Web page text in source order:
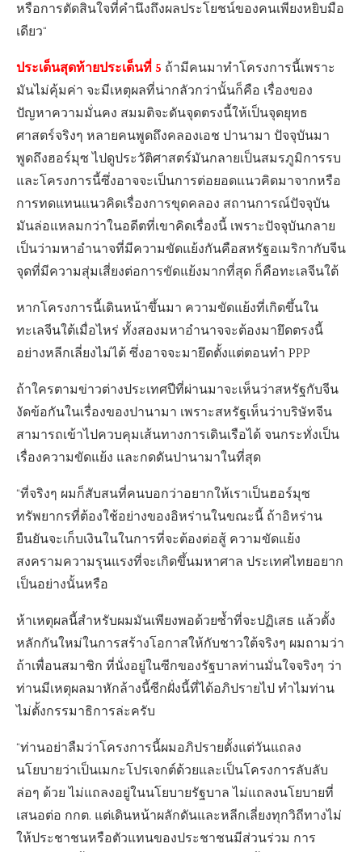
หรือการตัดสินใจที่คำนึงถึงผลประโยชน์ของคนเพียงหยิบมือ
เดียว“
ประเด็นสุดท้ายประเด็นที่ 5 ถ้ามีคนมาทำโครงการนี้เพราะ
มันไม่คุ้มค่า จะมีเหตุผลที่น่ากลัวกว่านั้นก็คือ เรื่องของ
ปัญหาความมั่นคง สมมติจะดันจุดตรงนี้ให้เป็นจุดยุทธ
ศาสตร์จริงๆ หลายคนพูดถึงคลองเอช ปานามา ปัจจุบันมา
พูดถึงฮอร์มุซ ไปดูประวัติศาสตร์มันกลายเป็นสมรภูมิการรบ
และโครงการนี้ซึ่งอาจจะเป็นการต่อยอดแนวคิดมาจากหรือ
การทดแทนแนวคิดเรื่องการขุดคลอง สถานการณ์ปัจจุบัน
มันล่อแหลมกว่าในอดีตที่เขาคิดเรื่องนี้ เพราะปัจจุบันกลาย
เป็นว่ามหาอำนาจที่มีความขัดแย้งกันคือสหรัฐอเมริกากับจีน
จุดที่มีความสุ่มเสี่ยงต่อการขัดแย้งมากที่สุด ก็คือทะเลจีนใต้
หากโครงการนี้เดินหน้าขึ้นมา ความขัดแย้งที่เกิดขึ้นใน
ทะเลจีนใต้เมื่อไหร่ ทั้งสองมหาอำนาจจะต้องมายึดตรงนี้
อย่างหลีกเลี่ยงไม่ได้ ซึ่งอาจจะมายึดตั้งแต่ตอนทำ PPP
ถ้าใครตามข่าวต่างประเทศปีที่ผ่านมาจะเห็นว่าสหรัฐกับจีน
งัดข้อกันในเรื่องของปานามา เพราะสหรัฐเห็นว่าบริษัทจีน
สามารถเข้าไปควบคุมเส้นทางการเดินเรือได้ จนกระทั่งเป็น
เรื่องความขัดแย้ง และกดดันปานามาในที่สุด
“ที่จริงๆ ผมก็สับสนที่คนบอกว่าอยากให้เราเป็นฮอร์มุซ
ทรัพยากรที่ต้องใช้อย่างของอิหร่านในขณะนี้ ถ้าอิหร่าน
ยืนยันจะเก็บเงินในในการที่จะต้องต่อสู้ ความขัดแย้ง
สงครามความรุนแรงที่จะเกิดขึ้นมหาศาล ประเทศไทยอยาก
เป็นอย่างนั้นหรือ
ห้าเหตุผลนี้สำหรับผมมันเพียงพอด้วยซ้ำที่จะปฏิเสธ แล้วตั้ง
หลักกันใหม่ในการสร้างโอกาสให้กับชาวใต้จริงๆ ผมถามว่า
ถ้าเพื่อนสมาชิก ที่นั่งอยู่ในซีกของรัฐบาลท่านมั่นใจจริงๆ ว่า
ท่านมีเหตุผลมาหักล้างนี้ซีกฝั่งนี้ที่ได้อภิปรายไป ทำไมท่าน
ไม่ตั้งกรรมาธิการล่ะครับ
“ท่านอย่าลืมว่าโครงการนี้ผมอภิปรายตั้งแต่วันแถลง
นโยบายว่าเป็นเมกะโปรเจกต์ด้วยและเป็นโครงการลับลับ
ล่อๆ ด้วย ไม่แถลงอยู่ในนโยบายรัฐบาล ไม่แถลงนโยบายที่
เสนอต่อ กกต. แต่เดินหน้าผลักดันและหลีกเลี่ยงทุกวิถีทางไม่
ให้ประชาชนหรือตัวแทนของประชาชนมีส่วนร่วม การ